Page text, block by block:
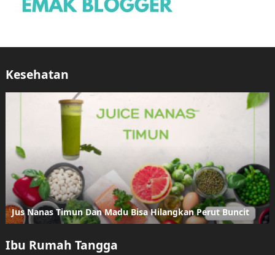
Kesehatan
Jus Nanas Timun Dan Madu Bisa Hilangkan Perut Buncit
Ibu Rumah Tangga